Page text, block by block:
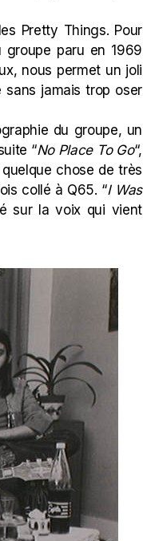
Pretty Things. Pour
paru en 1969
nous permet un joli
sans jamais trop oser
du groupe, un
“No Place To Go“,
quelque chose de très
collé à Q65. “I Was
sur la voix qui vient